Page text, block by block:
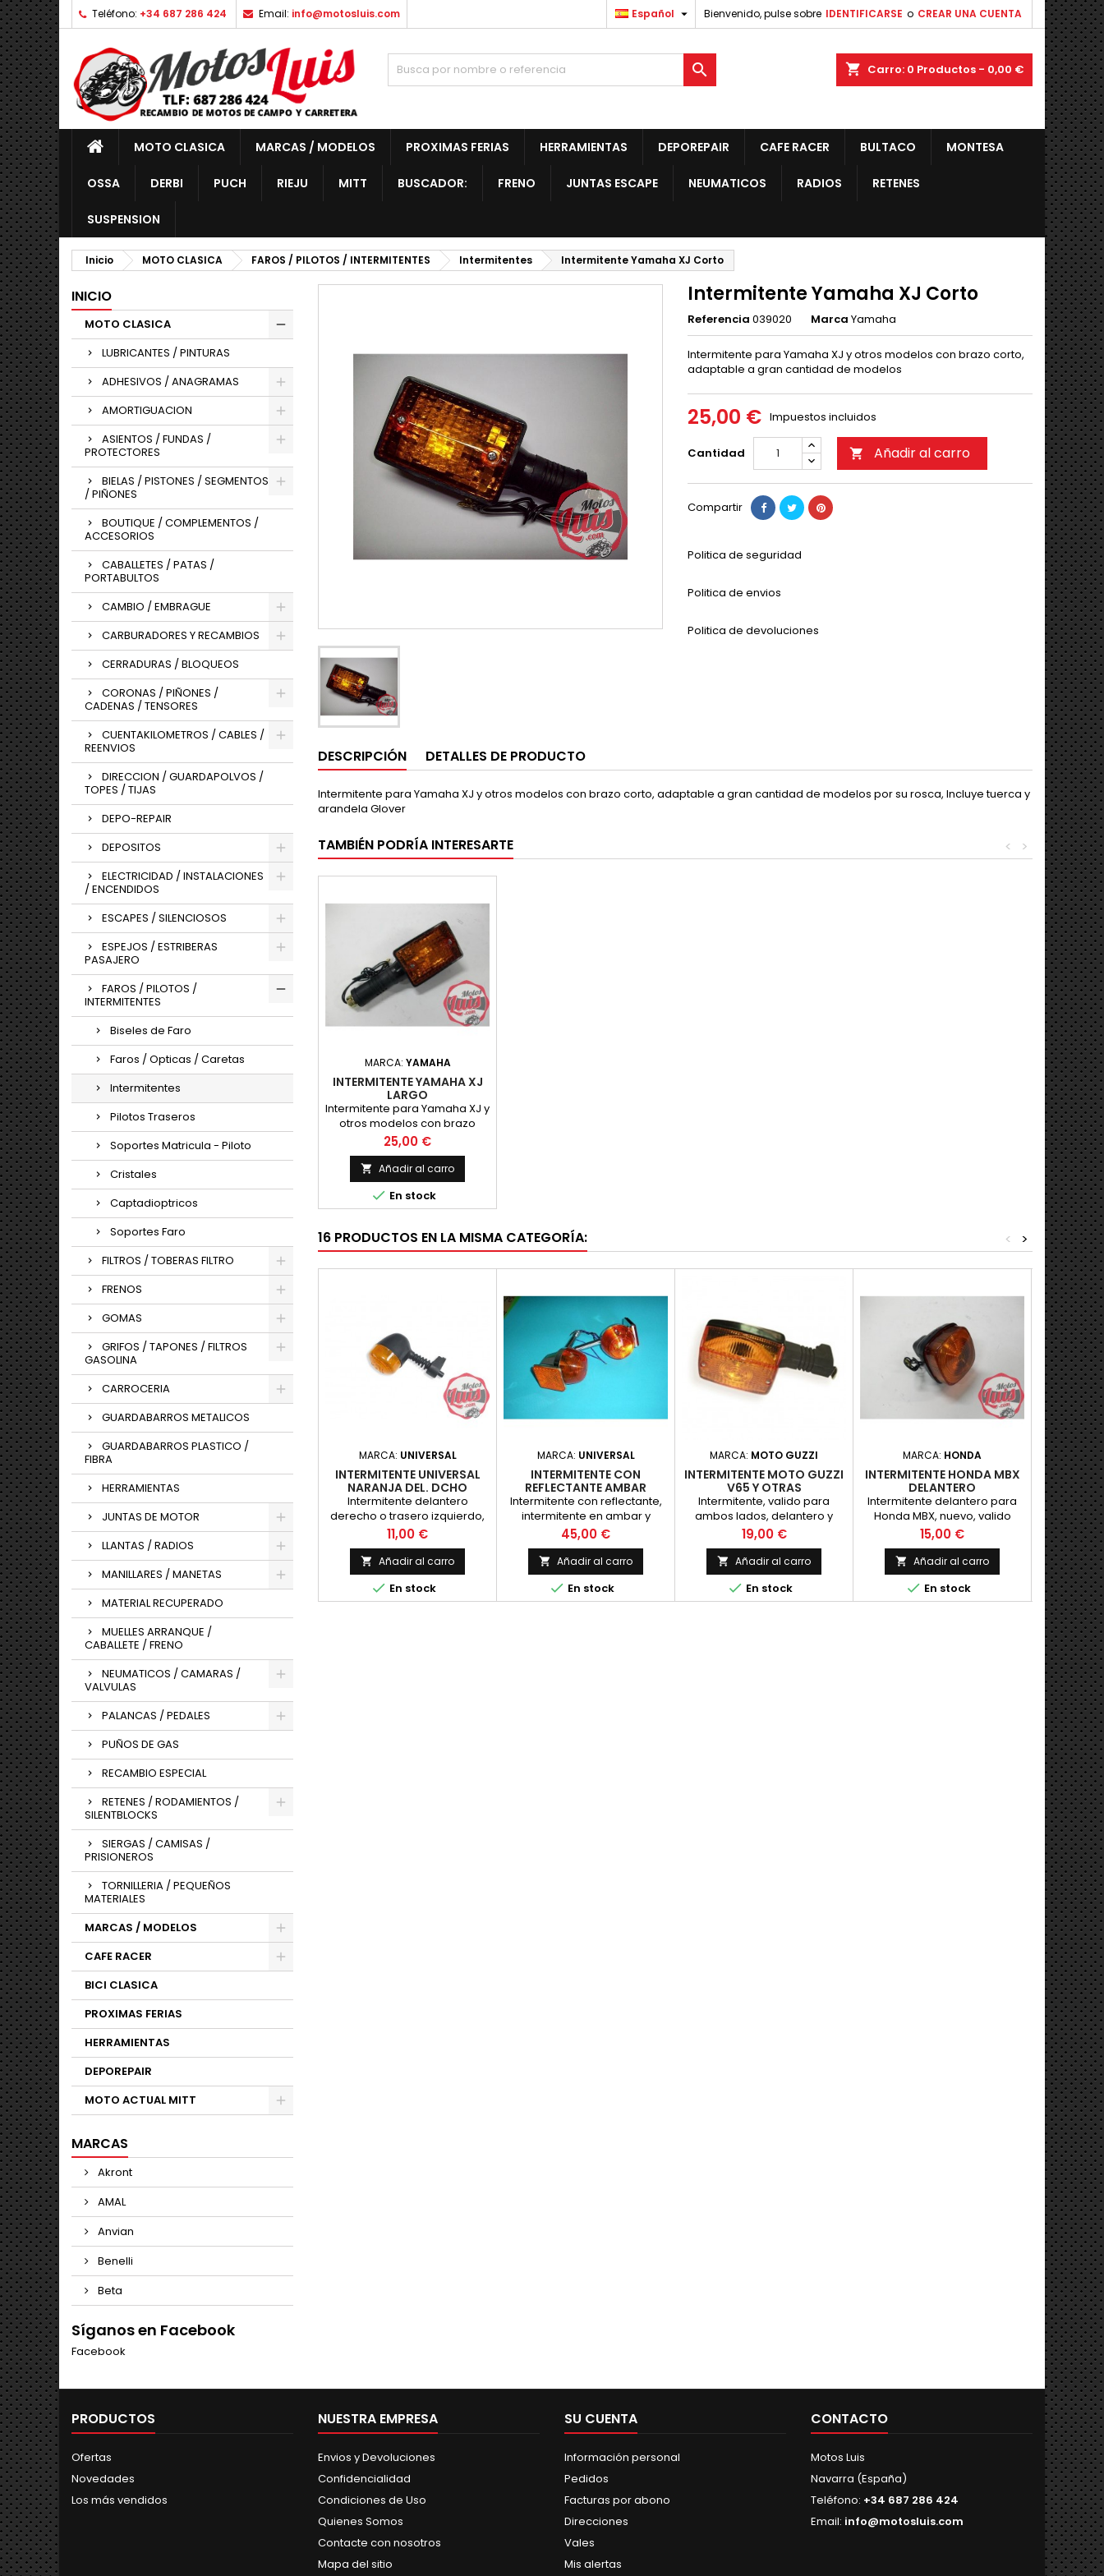
Teléfono: +34 687 286 424 Email: info@motosluis.com Bienvenido, pulse sobre IDENTIFICARSE o CREAR UNA CUENTA
Español 
shopping_cart Carro: 0 Productos - 0,00 €

MOTO CLASICA MARCAS / MODELOS PROXIMAS FERIAS HERRAMIENTAS DEPOREPAIR CAFE RACER BULTACO MONTESA
OSSA DERBI PUCH RIEJU MITT BUSCADOR: FRENO JUNTAS ESCAPE NEUMATICOS RADIOS RETENES
SUSPENSION
Inicio MOTO CLASICA FAROS / PILOTOS / INTERMITENTES Intermitentes Intermitente Yamaha XJ Corto
INICIO
MOTO CLASICA
LUBRICANTES / PINTURAS
ADHESIVOS / ANAGRAMAS
AMORTIGUACION
ASIENTOS / FUNDAS /
PROTECTORES
BIELAS / PISTONES / SEGMENTOS
/ PIÑONES
BOUTIQUE / COMPLEMENTOS /
ACCESORIOS
CABALLETES / PATAS /
PORTABULTOS
CAMBIO / EMBRAGUE
CARBURADORES Y RECAMBIOS
CERRADURAS / BLOQUEOS
CORONAS / PIÑONES /
CADENAS / TENSORES
CUENTAKILOMETROS / CABLES /
REENVIOS
DIRECCION / GUARDAPOLVOS /
TOPES / TIJAS
DEPO-REPAIR
DEPOSITOS
ELECTRICIDAD / INSTALACIONES
/ ENCENDIDOS
ESCAPES / SILENCIOSOS
ESPEJOS / ESTRIBERAS
PASAJERO
FAROS / PILOTOS /
INTERMITENTES
Biseles de Faro
Faros / Opticas / Caretas
Intermitentes
Pilotos Traseros
Soportes Matricula - Piloto
Cristales
Captadioptricos
Soportes Faro
FILTROS / TOBERAS FILTRO
FRENOS
GOMAS
GRIFOS / TAPONES / FILTROS
GASOLINA
CARROCERIA
GUARDABARROS METALICOS
GUARDABARROS PLASTICO /
FIBRA
HERRAMIENTAS
JUNTAS DE MOTOR
LLANTAS / RADIOS
MANILLARES / MANETAS
MATERIAL RECUPERADO
MUELLES ARRANQUE /
CABALLETE / FRENO
NEUMATICOS / CAMARAS /
VALVULAS
PALANCAS / PEDALES
PUÑOS DE GAS
RECAMBIO ESPECIAL
RETENES / RODAMIENTOS /
SILENTBLOCKS
SIERGAS / CAMISAS /
PRISIONEROS
TORNILLERIA / PEQUEÑOS
MATERIALES
MARCAS / MODELOS
CAFE RACER
BICI CLASICA
PROXIMAS FERIAS
HERRAMIENTAS
DEPOREPAIR
MOTO ACTUAL MITT
MARCAS
Akront
AMAL
Anvian
Benelli
Beta
Intermitente Yamaha XJ Corto
Referencia 039020 Marca Yamaha
Intermitente para Yamaha XJ y otros modelos con brazo corto,
adaptable a gran cantidad de modelos
25,00 € Impuestos incluidos
Cantidad  Añadir al carro
Compartir
Politica de seguridad
Politica de envios
Politica de devoluciones
DESCRIPCIÓN DETALLES DE PRODUCTO
Intermitente para Yamaha XJ y otros modelos con brazo corto, adaptable a gran cantidad de modelos por su rosca, Incluye tuerca y
arandela Glover
TAMBIÉN PODRÍA INTERESARTE >
<
MARCA: YAMAHA
INTERMITENTE YAMAHA XJ
LARGO
Intermitente para Yamaha XJ y
otros modelos con brazo
largo, adaptable a gran
cantidad de modelos
Precio
25,00 €
 Añadir al carro
 En stock
16 PRODUCTOS EN LA MISMA CATEGORÍA: >
<
MARCA: UNIVERSAL
INTERMITENTE UNIVERSAL
NARANJA DEL. DCHO
Intermitente delantero
derecho o trasero izquierdo,
UNIVERSAL, homologado, para
instalar en cualq
Precio
11,00 €
 Añadir al carro
 En stock
MARCA: UNIVERSAL
INTERMITENTE CON
REFLECTANTE AMBAR
Intermitente con reflectante,
intermitente en ambar y
reflectante en el mismo color,
para la part
Precio
45,00 €
 Añadir al carro
 En stock
MARCA: MOTO GUZZI
INTERMITENTE MOTO GUZZI
V65 Y OTRAS
Intermitente, valido para
ambos lados, delantero y
trasero para Moto Guzzi V65 y
otras. Con patilla para
enganchar en el soporte
original de la moto. Nuevo.
Precio
19,00 €
 Añadir al carro
 En stock
MARCA: HONDA
INTERMITENTE HONDA MBX
DELANTERO
Intermitente delantero para
Honda MBX, nuevo, valido
para ambos lados
Precio
15,00 €
 Añadir al carro
 En stock
nacional


Síganos en Facebook
Facebook
PRODUCTOS
Ofertas
Novedades
Los más vendidos
NUESTRA EMPRESA
Envios y Devoluciones
Confidencialidad
Condiciones de Uso
Quienes Somos
Contacte con nosotros
Mapa del sitio
SU CUENTA
Información personal
Pedidos
Facturas por abono
Direcciones
Vales
Mis alertas
CONTACTO
Motos Luis
Navarra (España)
Teléfono: +34 687 286 424
Email: info@motosluis.com